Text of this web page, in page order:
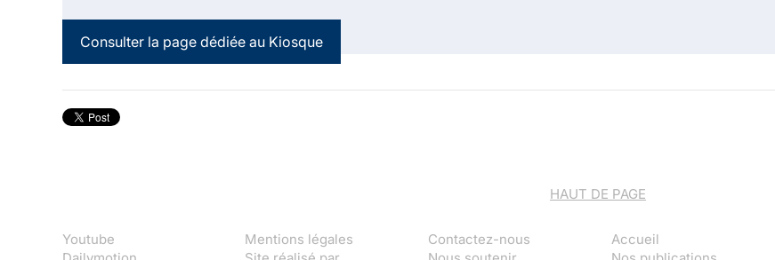
Consulter la page dédiée au Kiosque
HAUT DE PAGE
Youtube
Mentions légales
Contactez-nous
Accueil